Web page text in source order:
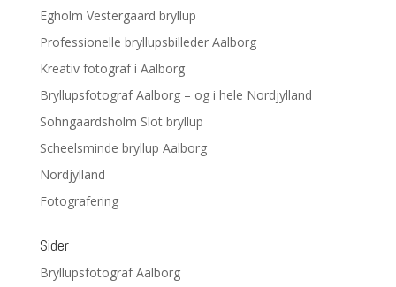
Egholm Vestergaard bryllup
Professionelle bryllupsbilleder Aalborg
Kreativ fotograf i Aalborg
Bryllupsfotograf Aalborg – og i hele Nordjylland
Sohngaardsholm Slot bryllup
Scheelsminde bryllup Aalborg
Nordjylland
Fotografering
Sider
Bryllupsfotograf Aalborg